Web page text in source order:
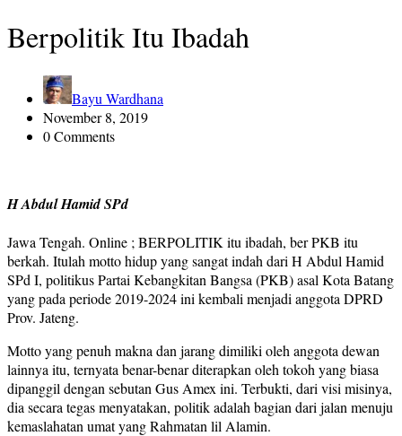
Berpolitik Itu Ibadah
Bayu Wardhana
November 8, 2019
0 Comments
H Abdul Hamid SPd
Jawa Tengah. Online ; BERPOLITIK itu ibadah, ber PKB itu
berkah. Itulah motto hidup yang sangat indah dari H Abdul Hamid
SPd I, politikus Partai Kebangkitan Bangsa (PKB) asal Kota Batang
yang pada periode 2019-2024 ini kembali menjadi anggota DPRD
Prov. Jateng.
Motto yang penuh makna dan jarang dimiliki oleh anggota dewan
lainnya itu, ternyata benar-benar diterapkan oleh tokoh yang biasa
dipanggil dengan sebutan Gus Amex ini. Terbukti, dari visi misinya,
dia secara tegas menyatakan, politik adalah bagian dari jalan menuju
kemaslahatan umat yang Rahmatan lil Alamin.